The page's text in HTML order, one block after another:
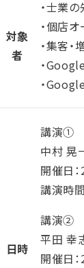
対象
者
・士業
・個店
・集客
・
・
日時
講演①
中村 晃
開催日
講演時
講演②
平田 幸
開催日